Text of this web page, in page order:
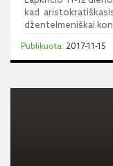
kad
džentelmeniškai
2017-11-15